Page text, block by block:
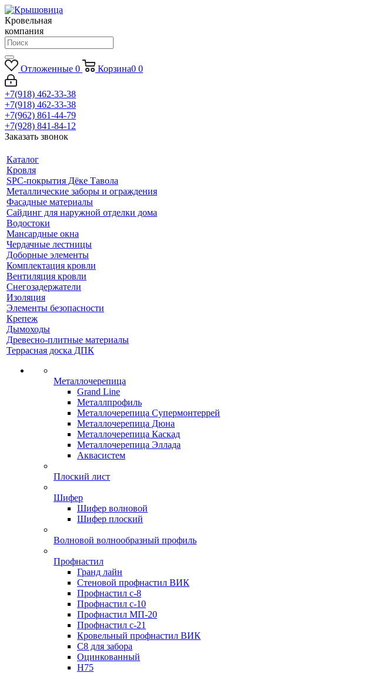
Кровельная
компания
Отложенные 0 Корзина0 0
+7(918) 462-33-38
+7(918) 462-33-38
+7(962) 861-44-79
+7(928) 841-84-12
Заказать звонок
Каталог
Кровля
SPC-покрытия Дёке Тавола
Металлические заборы и ограждения
Фасадные материалы
Сайдинг для наружной отделки дома
Водостоки
Мансардные окна
Чердачные лестницы
Доборные элементы
Комплектация кровли
Вентиляция кровли
Снегозадержатели
Изоляция
Элементы безопасности
Крепеж
Дымоходы
Древесно-плитные материалы
Террасная доска ДПК
Металлочерепица
Grand Line
Металлпрофиль
Металлочерепица Супермонтеррей
Металлочерепица Дюна
Металлочерепица Каскад
Металлочерепица Эллада
Аквасистем
Плоский лист
Шифер
Шифер волновой
Шифер плоский
Волновой волнообразный профиль
Профнастил
Гранд лайн
Стеновой профнастил ВИК
Профнастил с-8
Профнастил с-10
Профнастил МП-20
Профнастил с-21
Кровельный профнастил ВИК
С8 для забора
Оцинкованный
Н75